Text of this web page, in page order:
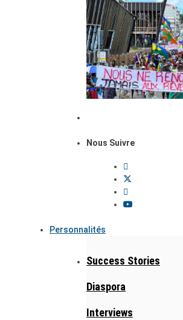
Nous Suivre
Personnalités
Success Stories
Diaspora
Interviews